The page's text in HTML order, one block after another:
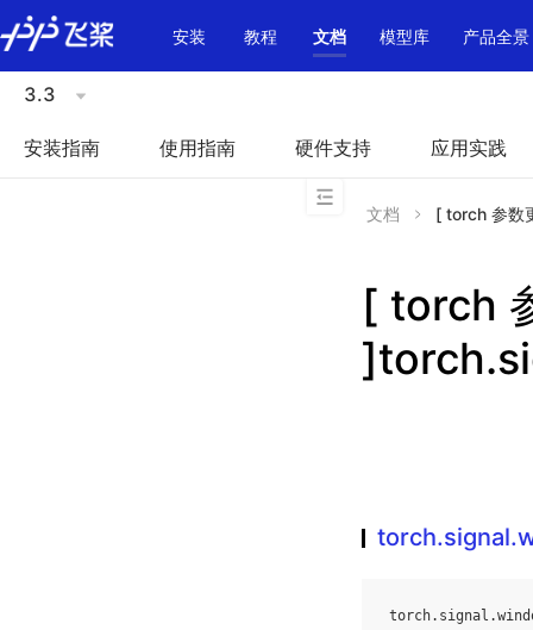
\u200E
安装
教程 文档 模型库 产品全景
3.3
安装指南 使用指南 硬件支持 应用实践
文档 [ torch 参数
[ torch
torch. signal .